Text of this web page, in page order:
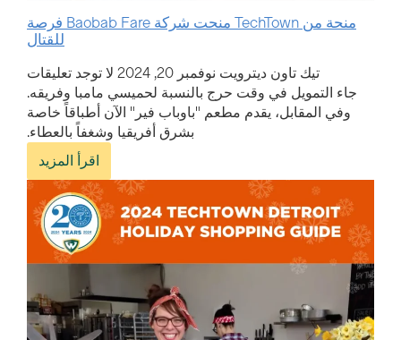
منحة من TechTown منحت شركة Baobab Fare فرصة
للقتال
تيك تاون ديترويتنوفمبر 20, 2024
لا توجد تعليقات
جاء التمويل في وقت حرج بالنسبة لحميسي مامبا وفريقه.
وفي المقابل، يقدم مطعم "باوباب فير" الآن أطباقاً خاصة
بشرق أفريقيا وشغفاً بالعطاء.
اقرأ المزيد